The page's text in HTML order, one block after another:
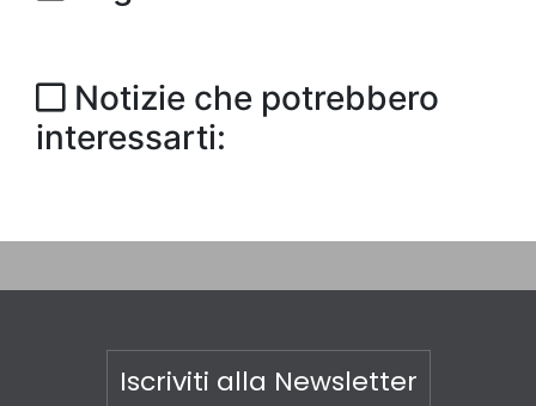
Notizie che potrebbero
interessarti:
Iscriviti alla Newsletter